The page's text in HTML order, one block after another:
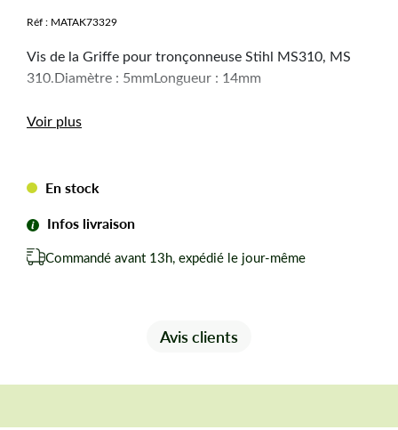
Réf : MATAK73329
Vis de la Griffe pour tronçonneuse Stihl MS310, MS
310.Diamètre : 5mmLongueur : 14mm
Voir plus
En stock
Infos livraison
Commandé avant 13h, expédié le jour-même
Avis clients